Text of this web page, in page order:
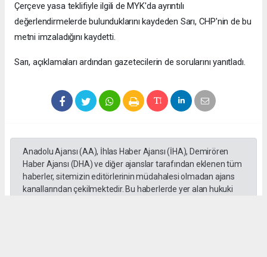
Çerçeve yasa teklifiyle ilgili de MYK'da ayrıntılı
değerlendirmelerde bulunduklarını kaydeden Sarı, CHP'nin de bu
metni imzaladığını kaydetti.
Sarı, açıklamaları ardından gazetecilerin de sorularını yanıtladı.
Anadolu Ajansı (AA), İhlas Haber Ajansı (İHA), Demirören
Haber Ajansı (DHA) ve diğer ajanslar tarafından eklenen tüm
haberler, sitemizin editörlerinin müdahalesi olmadan ajans
kanallarından çekilmektedir. Bu haberlerde yer alan hukuki